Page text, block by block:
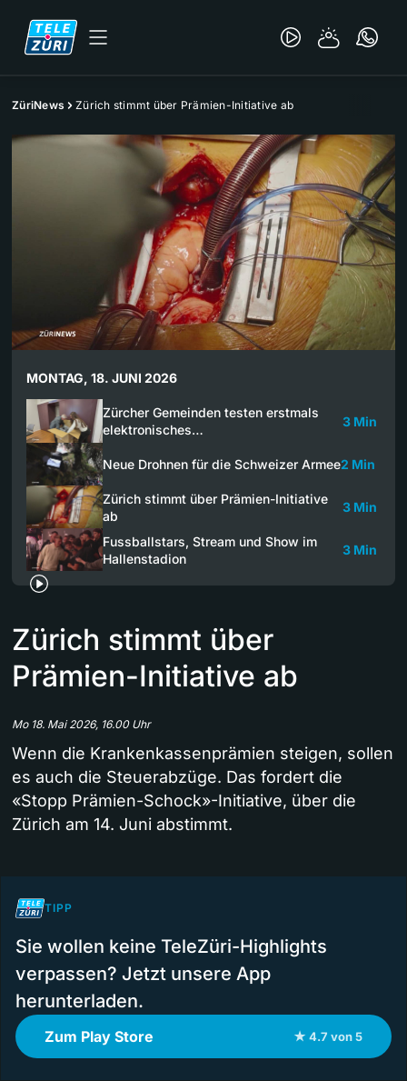
ZüriNews Zürich stimmt über Prämien-Initiative ab
MONTAG, 18. JUNI 2026
Zürcher Gemeinden testen erstmals
elektronisches…
3 Min
Neue Drohnen für die Schweizer Armee2 Min
Zürich stimmt über Prämien-Initiative
ab
3 Min
Fussballstars, Stream und Show im
Hallenstadion
3 Min
Zürich stimmt über
Prämien-Initiative ab
Mo 18. Mai 2026, 16.00 Uhr
Wenn die Krankenkassenprämien steigen, sollen
es auch die Steuerabzüge. Das fordert die
«Stopp Prämien-Schock»-Initiative, über die
Zürich am 14. Juni abstimmt.
TIPP
Sie wollen keine TeleZüri-Highlights
verpassen? Jetzt unsere App
herunterladen.
Zum Play Store ★ 4.7 von 5